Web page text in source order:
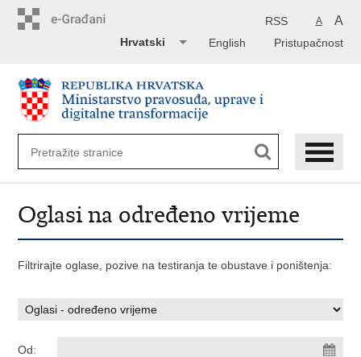
A A
RSS
Pristupačnost
English
Hrvatski
Oglasi na određeno vrijeme
Filtrirajte oglase, pozive na testiranja te obustave i poništenja:
Od: